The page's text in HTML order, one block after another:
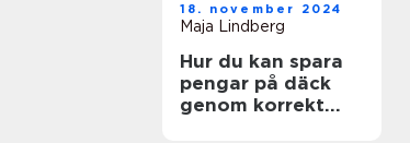
18. november 2024
Maja Lindberg
Hur du kan spara
pengar på däck
genom korrekt